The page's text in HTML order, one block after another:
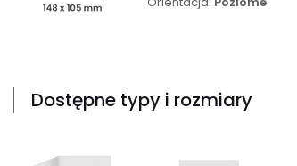
Dostępne typy i rozmiary